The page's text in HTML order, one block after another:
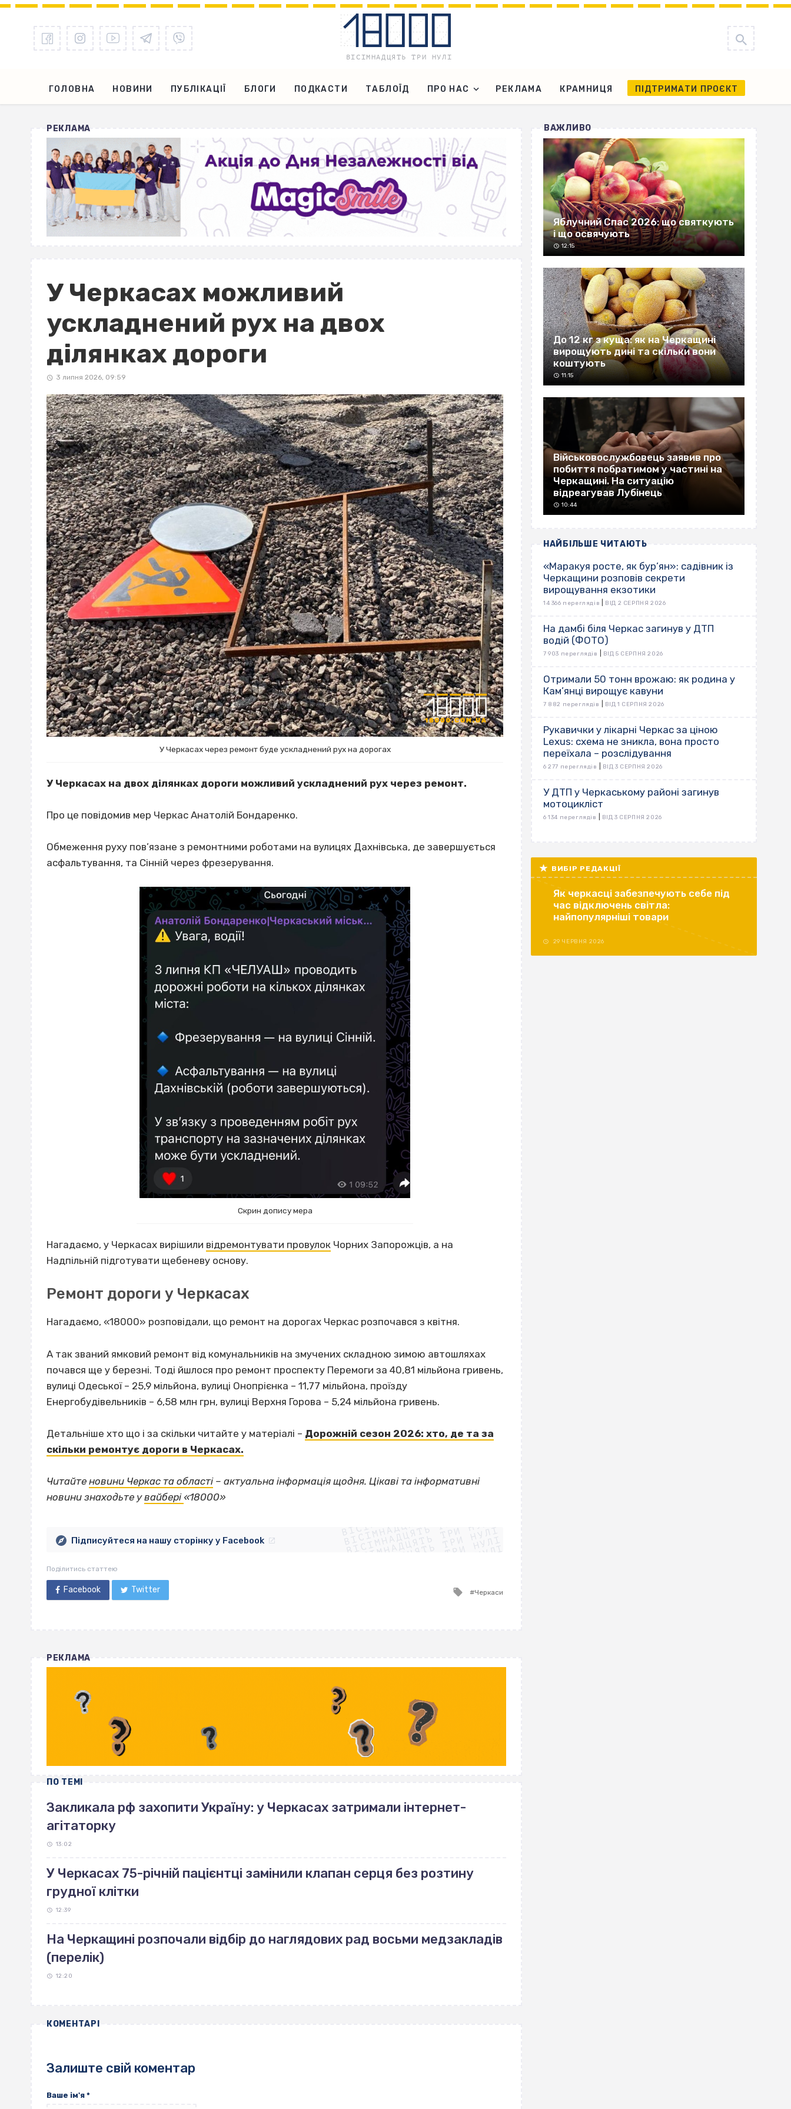
ГОЛОВНА НОВИНИ ПУБЛІКАЦІЇ БЛОГИ ПОДКАСТИ ТАБЛОЇД ПРО НАС РЕКЛАМА КРАМНИЦЯ ПІДТРИМАТИ ПРОЄКТ
РЕКЛАМА
У Черкасах можливий
ускладнений рух на двох
ділянках дороги
3 липня 2026, 09:59
У Черкасах через ремонт буде ускладнений рух на дорогах
У Черкасах на двох ділянках дороги можливий ускладнений рух через ремонт.
Про це повідомив мер Черкас Анатолій Бондаренко.
Обмеження руху пов’язане з ремонтними роботами на вулицях Дахнівська, де завершується
асфальтування, та Сінній через фрезерування.
Скрин допису мера
Нагадаємо, у Черкасах вирішили відремонтувати провулок Чорних Запорожців, а на
Надпільній підготувати щебеневу основу.
Ремонт дороги у Черкасах
Нагадаємо, «18000» розповідали, що ремонт на дорогах Черкас розпочався з квітня.
А так званий ямковий ремонт від комунальників на змучених складною зимою автошляхах
почався ще у березні. Тоді йшлося про ремонт проспекту Перемоги за 40,81 мільйона гривень,
вулиці Одеської – 25,9 мільйона, вулиці Онопрієнка – 11,77 мільйона, проїзду
Енергобудівельників – 6,58 млн грн, вулиці Верхня Горова – 5,24 мільйона гривень.
Детальніше хто що і за скільки читайте у матеріалі – Дорожній сезон 2026: хто, де та за
скільки ремонтує дороги в Черкасах.
Читайте новини Черкас та області– актуальна інформація щодня. Цікаві та інформативні
новини знаходьте увайбері «18000» ВІСІМНАДЦЯТЬ ТРИ НУЛІ
ВІСІМНАДЦЯТЬ ТРИ НУЛІ
ВІСІМНАДЦЯТЬ ТРИ НУЛІ
ВІСІМНАДЦЯТЬ ТРИ НУЛІ
ВІСІМНАДЦЯТЬ ТРИ НУЛІ
ВІСІМНАДЦЯТЬ ТРИ НУЛІ
ВІСІМНАДЦЯТЬ ТРИ НУЛІ
ВІСІМНАДЦЯТЬ ТРИ НУЛІ
Підписуйтеся на нашу сторінку у Facebook
Поділитись статтею
Facebook Twitter
Tagged
Черкаси
РЕКЛАМА
ПО ТЕМІ
Закликала рф захопити Україну: у Черкасах затримали інтернет-
агітаторку
13:02
У Черкасах 75-річній пацієнтці замінили клапан серця без розтину
грудної клітки
12:39
На Черкащині розпочали відбір до наглядових рад восьми медзакладів
(перелік)
12:20
КОМЕНТАРІ
Залиште свій коментар
Ваше ім'я *
ВАЖЛИВО
Яблучний Спас 2026: що святкують
і що освячують
12:15
До 12 кг з куща: як на Черкащині
вирощують дині та скільки вони
коштують
11:15
Військовослужбовець заявив про
побиття побратимом у частині на
Черкащині. На ситуацію
відреагував Лубінець
10:44
НАЙБІЛЬШЕ ЧИТАЮТЬ
«Маракуя росте, як бур’ян»: садівник із
Черкащини розповів секрети
вирощування екзотики
14 366 переглядів ВІД 2 СЕРПНЯ 2026
На дамбі біля Черкас загинув у ДТП
водій (ФОТО)
7 903 переглядів ВІД 5 СЕРПНЯ 2026
Отримали 50 тонн врожаю: як родина у
Кам’янці вирощує кавуни
7 882 переглядів ВІД 1 СЕРПНЯ 2026
Рукавички у лікарні Черкас за ціною
Lexus: схема не зникла, вона просто
переїхала – розслідування
6 277 переглядів ВІД 3 СЕРПНЯ 2026
У ДТП у Черкаському районі загинув
мотоцикліст
6 134 переглядів ВІД 3 СЕРПНЯ 2026
ВИБІР РЕДАКЦІЇ
Як черкасці забезпечують себе під
час відключень світла:
найпопулярніші товари
29 ЧЕРВНЯ 2026